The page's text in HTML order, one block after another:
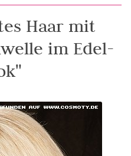
Haar mit
im Edel-